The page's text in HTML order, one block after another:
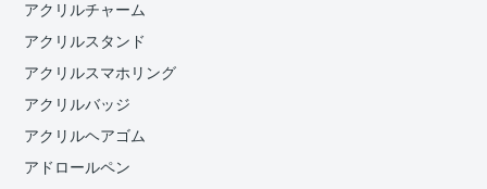
アクリルチャーム
アクリルスタンド
アクリルスマホリング
アクリルバッジ
アクリルヘアゴム
アドロールペン